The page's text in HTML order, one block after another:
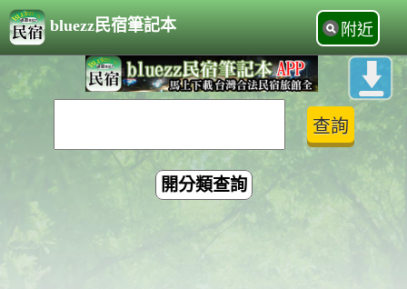
bluezz民宿筆記本 附近
開分類查詢